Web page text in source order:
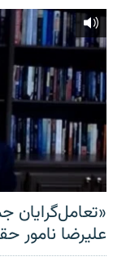
«تعامل‌گرایان
علیرضا نامور